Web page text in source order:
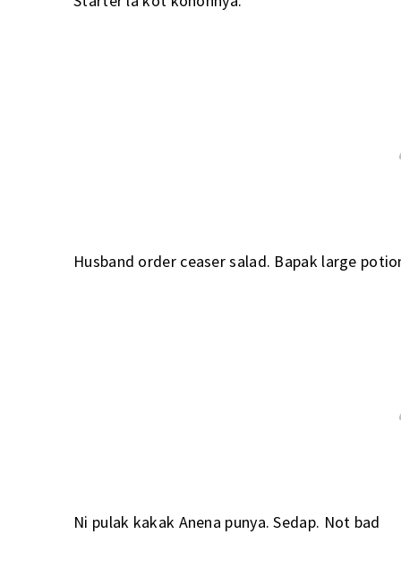
Husband order ceaser salad. Bapak large
Ni pulak kakak Anena punya. Sedap. Not bad